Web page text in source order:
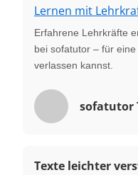
Lernen mit
Erfahrene Lehrkräfte
bei sofatutor – für
verlassen kannst.
sofatutor
Texte leichter